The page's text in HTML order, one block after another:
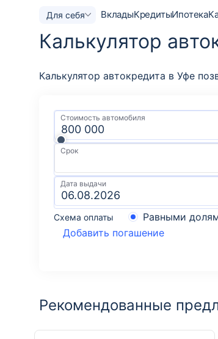
Для себя ВкладыКредитыИпотека
Калькулятор
Калькулятор автокредита в Уфе
Стоимость автомобиля
Срок
Дата выдачи
Схема оплаты Равными
Добавить погашение
Рекомендованные